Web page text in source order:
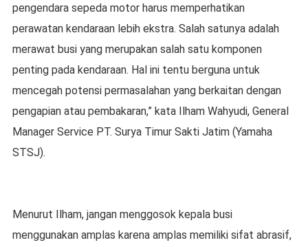
pengendara sepeda motor harus memperhatikan
perawatan kendaraan lebih ekstra. Salah satunya adalah
merawat busi yang merupakan salah satu komponen
penting pada kendaraan. Hal ini tentu berguna untuk
mencegah potensi permasalahan yang berkaitan dengan
pengapian atau pembakaran,” kata Ilham Wahyudi, General
Manager Service PT. Surya Timur Sakti Jatim (Yamaha
STSJ).
Menurut Ilham, jangan menggosok kepala busi
menggunakan amplas karena amplas memiliki sifat abrasif,